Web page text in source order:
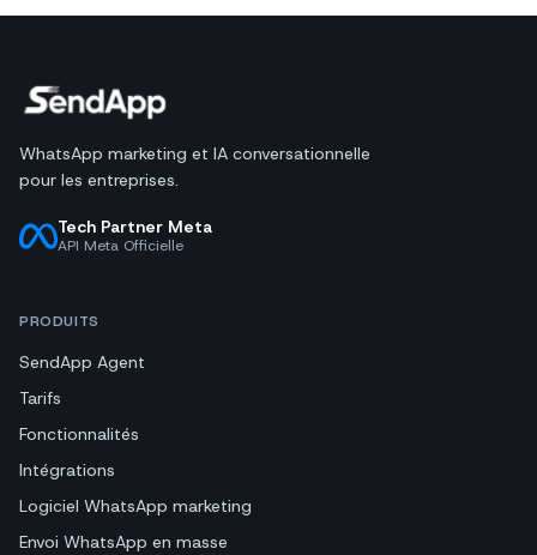
WhatsApp marketing et IA conversationnelle
pour les entreprises.
Tech Partner Meta
API Meta Officielle
PRODUITS
SendApp Agent
Tarifs
Fonctionnalités
Intégrations
Logiciel WhatsApp marketing
Envoi WhatsApp en masse